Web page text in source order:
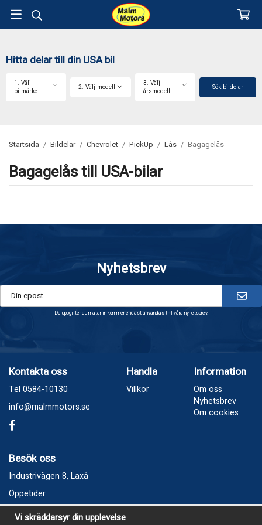
Hitta delar till din USA bil
1. Välj
bilmärke
2. Välj modell
3. Välj
årsmodell
Sök bildelar
Startsida / Bildelar / Chevrolet / PickUp / Lås / Bagagelås
Bagagelås till USA-bilar
Nyhetsbrev
De uppgifter du matar in kommer endast användas till våra nyhetsbrev.
Kontakta oss
Tel 0584-10130
info@malmmotors.se
Handla
Villkor
Information
Om oss
Nyhetsbrev
Om cookies
Besök oss
Industrivägen 8, Laxå
Öppetider
Vecka 32
Vi skräddarsyr din upplevelse